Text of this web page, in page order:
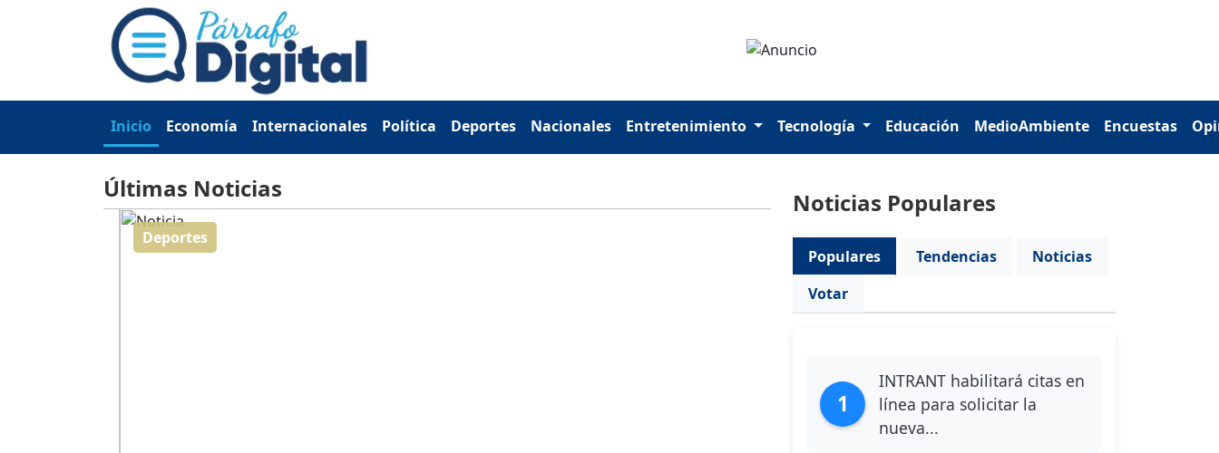
Inicio Economía Internacionales Política Deportes Nacionales Entretenimiento Tecnología Educación MedioAmbiente Encuestas
Últimas Noticias
Deportes
Noticias Populares
Populares Tendencias
Noticias
Votar
1
INTRANT habilitará citas en
línea para solicitar la
nueva...